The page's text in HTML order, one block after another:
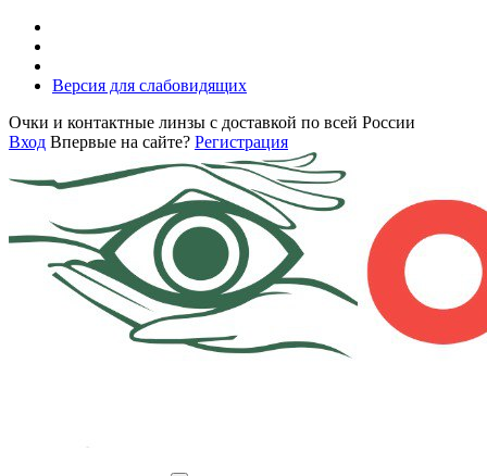
Версия для слабовидящих
Очки и контактные линзы с доставкой по всей России
Вход Впервые на сайте? Регистрация